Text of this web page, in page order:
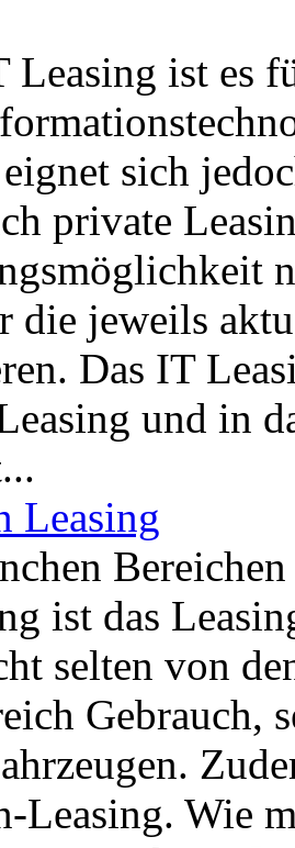
ist es
sich
private
die jeweils
Das IT
und in
Leasing
ist das
selten von
Gebrauch,
Leasing. Wie